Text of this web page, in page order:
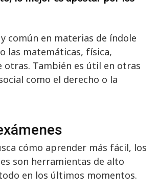
común en materias de índole
las matemáticas, física,
otras. También es útil en otras
como el derecho o la
cómo aprender más fácil, los
son herramientas de alto
en los últimos momentos.